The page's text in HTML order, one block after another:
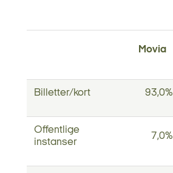
Movia
Billetter/kort 93,0%
Offentlige
instanser
7,0%